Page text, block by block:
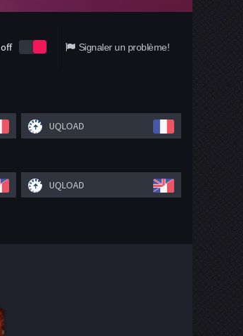
Signaler un problème!
UQLOAD
UQLOAD